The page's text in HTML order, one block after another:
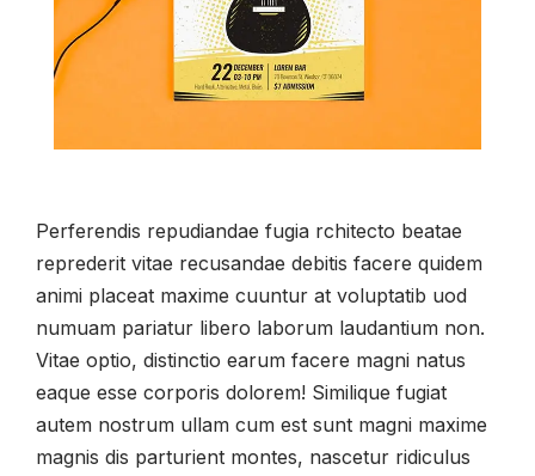
Perferendis repudiandae fugia rchitecto beatae
reprederit vitae recusandae debitis facere quidem
animi placeat maxime cuuntur at voluptatib uod
numuam pariatur libero laborum laudantium non.
Vitae optio, distinctio earum facere magni natus
eaque esse corporis dolorem! Similique fugiat
autem nostrum ullam cum est sunt magni maxime
magnis dis parturient montes, nascetur ridiculus